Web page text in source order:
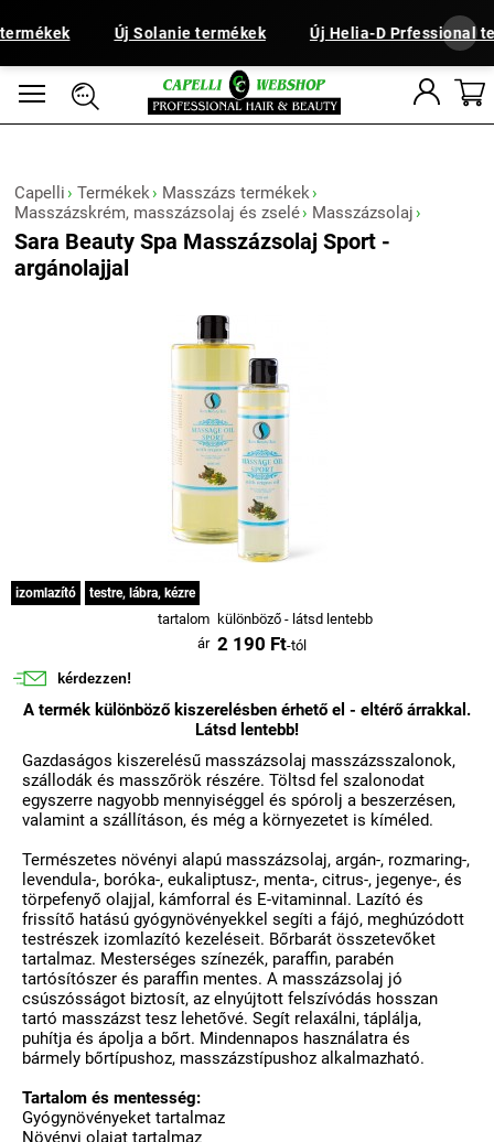
Új Solanie termékek Új Helia-D Prfessional
Capelli Termékek
Masszázs termékek
Masszázskrém, masszázsolaj és zselé
Masszázsolaj
Sara Beauty Spa Masszázsolaj Sport -
argánolajjal
izomlazító testre, lábra, kézre
tartalom különböző - látsd lentebb
ár 2 190 Ft-tól
kérdezzen!
A termék különböző kiszerelésben érhető el - eltérő árrakkal.
Látsd lentebb!
Gazdaságos kiszerelésű masszázsolaj masszázsszalonok,
szállodák és masszőrök részére. Töltsd fel szalonodat
egyszerre nagyobb mennyiséggel és spórolj a beszerzésen,
valamint a szállításon, és még a környezetet is kíméled.
Természetes növényi alapú masszázsolaj, argán-, rozmaring-,
levendula-, boróka-, eukaliptusz-, menta-, citrus-, jegenye-, és
törpefenyő olajjal, kámforral és E-vitaminnal. Lazító és
frissítő hatású gyógynövényekkel segíti a fájó, meghúzódott
testrészek izomlazító kezeléseit. Bőrbarát összetevőket
tartalmaz. Mesterséges színezék, paraffin, parabén
tartósítószer és paraffin mentes. A masszázsolaj jó
csúszósságot biztosít, az elnyújtott felszívódás hosszan
tartó masszázst tesz lehetővé. Segít relaxálni, táplálja,
puhítja és ápolja a bőrt. Mindennapos használatra és
bármely bőrtípushoz, masszázstípushoz alkalmazható.
Tartalom és mentesség:
Gyógynövényeket tartalmaz
Növényi olajat tartalmaz